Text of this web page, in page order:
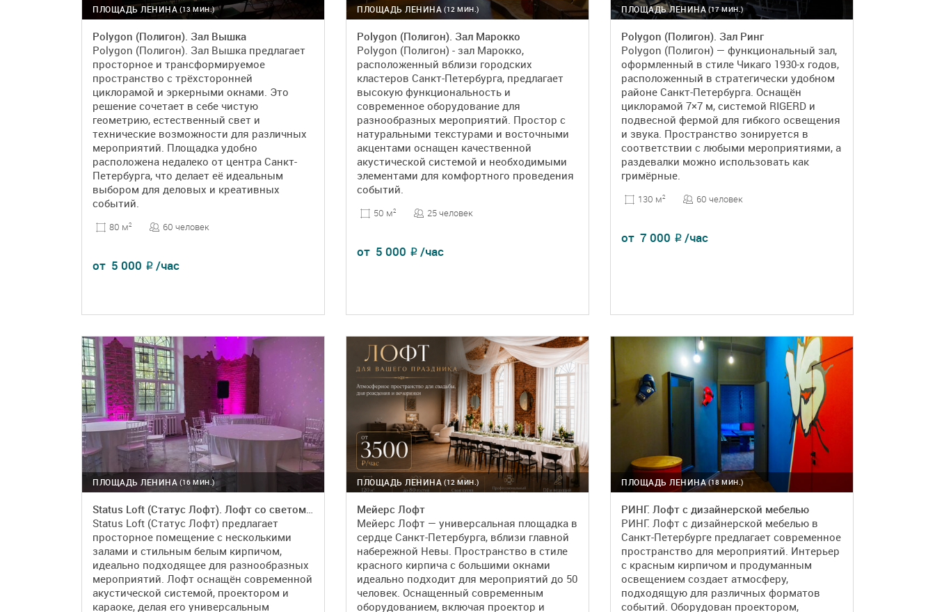
(13 МИН.)
ПЛОЩАДЬ ЛЕНИНА
Polygon (Полигон). Зал Вышка
Polygon (Полигон). Зал Вышка предлагает
просторное и трансформируемое
пространство с трёхсторонней
циклорамой и эркерными окнами. Это
решение сочетает в себе чистую
геометрию, естественный свет и
технические возможности для различных
мероприятий. Площадка удобно
расположена недалеко от центра Санкт-
Петербурга, что делает её идеальным
выбором для деловых и креативных
событий.
80 м2 60 человек
от 5 000 ₽ /час
(12 МИН.)
ПЛОЩАДЬ ЛЕНИНА
Polygon (Полигон). Зал Марокко
Polygon (Полигон) - зал Марокко,
расположенный вблизи городских
кластеров Санкт-Петербурга, предлагает
высокую функциональность и
современное оборудование для
разнообразных мероприятий. Простор с
натуральными текстурами и восточными
акцентами оснащен качественной
акустической системой и необходимыми
элементами для комфортного проведения
событий.
50 м2 25 человек
от 5 000 ₽ /час
(17 МИН.)
ПЛОЩАДЬ ЛЕНИНА
Polygon (Полигон). Зал Ринг
Polygon (Полигон) — функциональный зал,
оформленный в стиле Чикаго 1930-х годов,
расположенный в стратегически удобном
районе Санкт-Петербурга. Оснащён
циклорамой 7×7 м, системой RIGERD и
подвесной фермой для гибкого освещения
и звука. Пространство зонируется в
соответствии с любыми мероприятиями, а
раздевалки можно использовать как
гримёрные.
130 м2 60 человек
от 7 000 ₽ /час
(16 МИН.)
ПЛОЩАДЬ ЛЕНИНА
Status Loft (Статус Лофт). Лофт со светомузыкой
Status Loft (Статус Лофт) предлагает
просторное помещение с несколькими
залами и стильным белым кирпичом,
идеально подходящее для разнообразных
мероприятий. Лофт оснащён современной
акустической системой, проектором и
караоке, делая его универсальным
(12 МИН.)
ПЛОЩАДЬ ЛЕНИНА
Мейерс Лофт
Мейерс Лофт — универсальная площадка в
сердце Санкт-Петербурга, вблизи главной
набережной Невы. Пространство в стиле
красного кирпича с большими окнами
идеально подходит для мероприятий до 50
человек. Оснащенный современным
оборудованием, включая проектор и
(18 МИН.)
ПЛОЩАДЬ ЛЕНИНА
РИНГ. Лофт с дизайнерской мебелью
РИНГ. Лофт с дизайнерской мебелью в
Санкт-Петербурге предлагает современное
пространство для мероприятий. Интерьер
с красным кирпичом и продуманным
освещением создает атмосферу,
подходящую для различных форматов
событий. Оборудован проектором,